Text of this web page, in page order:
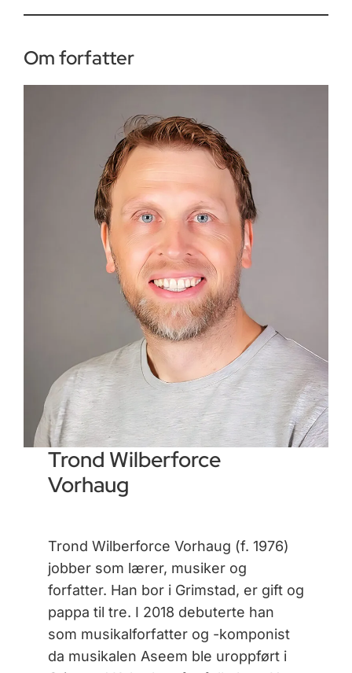
Om forfatter
Trond Wilberforce
Vorhaug
Trond Wilberforce Vorhaug (f. 1976)
jobber som lærer, musiker og
forfatter. Han bor i Grimstad, er gift og
pappa til tre. I 2018 debuterte han
som musikalforfatter og -komponist
da musikalen Aseem ble uroppført i